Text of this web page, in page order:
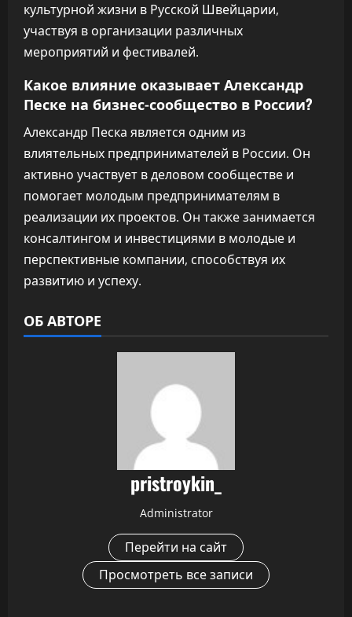
культурной жизни в Русской Швейцарии,
участвуя в организации различных
мероприятий и фестивалей.
Какое влияние оказывает Александр
Песке на бизнес-сообщество в России?
Александр Песка является одним из
влиятельных предпринимателей в России. Он
активно участвует в деловом сообществе и
помогает молодым предпринимателям в
реализации их проектов. Он также занимается
консалтингом и инвестициями в молодые и
перспективные компании, способствуя их
развитию и успеху.
ОБ АВТОРЕ
pristroykin_
Administrator
Перейти на сайт
Просмотреть все записи